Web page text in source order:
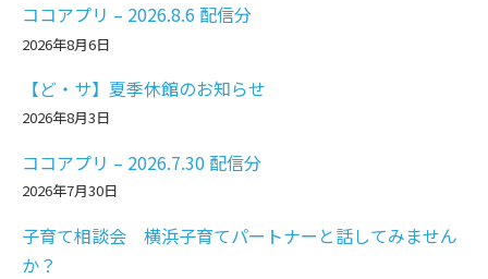
ココアプリ – 2026.8.6 配信分
2026年8月6日
【ど・サ】夏季休館のお知らせ
2026年8月3日
ココアプリ – 2026.7.30 配信分
2026年7月30日
子育て相談会 横浜子育てパートナーと話してみません
か？